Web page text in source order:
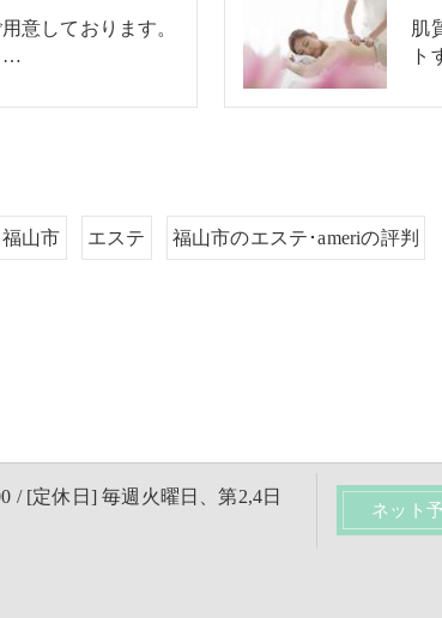
意しております。
…
肌
ト
福山市 エステ 福山市のエステ･ameriの評判
/ [定休日] 毎週火曜日、第2,4日
ネット